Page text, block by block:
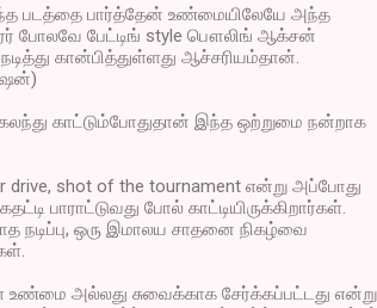
படத்தை பார்த்தேன் உண்மையிலேயே அந்த
போலவே பேட்டிங் style பௌலிங் ஆக்சன்
கான்பித்துள்ளது ஆச்சரியம்தான்.
காட்டும்போதுதான் இந்த ஒற்றுமை நன்றாக
shot of the tournament என்று அப்போது
பாராட்டுவது போல் காட்டியிருக்கிறார்கள்.
நடிப்பு, ஒரு இமாலய சாதனை நிகழ்வை
அல்லது சுவைக்காக சேர்க்கப்பட்டது என்று